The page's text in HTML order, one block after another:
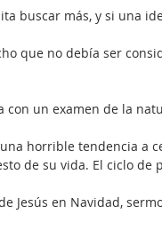
buscar más, y si una
que no debía ser
con un examen de la
horrible tendencia a
de su vida. El ciclo
Jesús en Navidad,